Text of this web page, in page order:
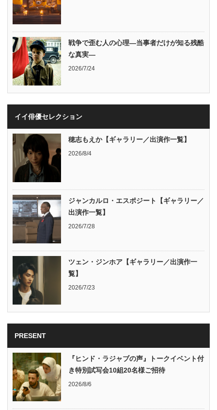
戦争で歪む人の心理―当事者だけが知る残酷
な真実―
2026/7/24
イイ俳優セレクション
穂志もえか【ギャラリー／出演作一覧】
2026/8/4
ジャンカルロ・エスポジート【ギャラリー／
出演作一覧】
2026/7/28
ツェン・ジンホア【ギャラリー／出演作一
覧】
2026/7/23
PRESENT
『ヒンド・ラジャブの声』トークイベント付
き特別試写会10組20名様ご招待
2026/8/6